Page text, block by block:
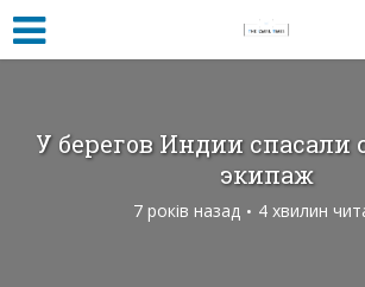
У берегов Индии спасали
экипаж
7 років назад 4 хвилин